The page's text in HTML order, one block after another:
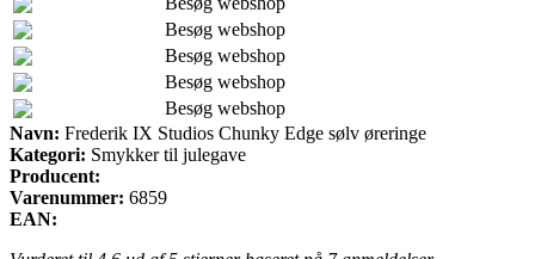
Besøg webshop
Besøg webshop
Besøg webshop
Besøg webshop
Navn: Frederik IX Studios Chunky Edge sølv øreringe
Kategori: Smykker til julegave
Producent:
Varenummer: 6859
EAN: